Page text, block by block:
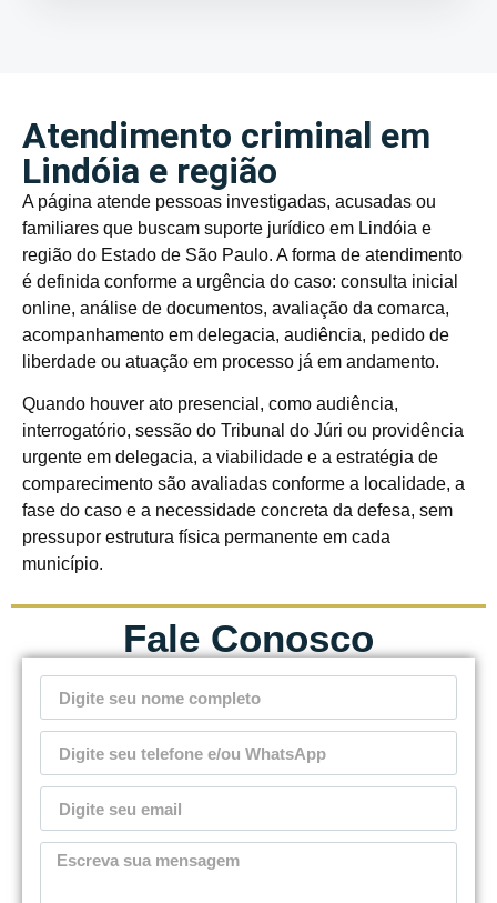
Atendimento criminal em
Lindóia e região
A página atende pessoas investigadas, acusadas ou
familiares que buscam suporte jurídico em Lindóia e
região do Estado de São Paulo. A forma de atendimento
é definida conforme a urgência do caso: consulta inicial
online, análise de documentos, avaliação da comarca,
acompanhamento em delegacia, audiência, pedido de
liberdade ou atuação em processo já em andamento.
Quando houver ato presencial, como audiência,
interrogatório, sessão do Tribunal do Júri ou providência
urgente em delegacia, a viabilidade e a estratégia de
comparecimento são avaliadas conforme a localidade, a
fase do caso e a necessidade concreta da defesa, sem
pressupor estrutura física permanente em cada
município.
Fale Conosco